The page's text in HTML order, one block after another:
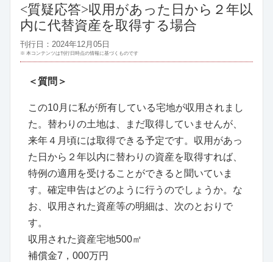
<質疑応答>収用があった日から２年以
内に代替資産を取得する場合
刊行日：2024年12月05日
※ 本コンテンツは刊行日時点の情報に基づくものです
＜質問＞
この10月に私が所有している宅地が収用されまし
た。替わりの土地は、まだ取得していませんが、
来年４月頃には取得できる予定です。収用があっ
た日から２年以内に替わりの資産を取得すれば、
特例の適用を受けることができると聞いていま
す。確定申告はどのように行うのでしょうか。な
お、収用された資産等の明細は、次のとおりで
す。
収用された資産宅地500㎡
補償金7，000万円